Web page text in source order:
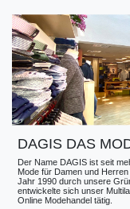
DAGIS DAS
Der Name DAGIS ist seit
Mode für Damen und
Jahr 1990 durch unsere
entwickelte sich unser
Online Modehandel tätig.